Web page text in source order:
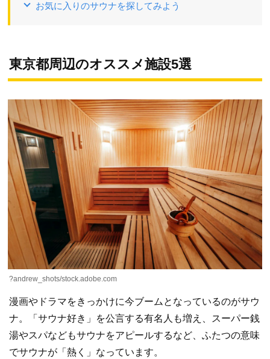
お気に入りのサウナを探してみよう
東京都周辺のオススメ施設5選
?andrew_shots/stock.adobe.com
漫画やドラマをきっかけに今ブームとなっているのがサウ
ナ。「サウナ好き」を公言する有名人も増え、スーパー銭
湯やスパなどもサウナをアピールするなど、ふたつの意味
でサウナが「熱く」なっています。